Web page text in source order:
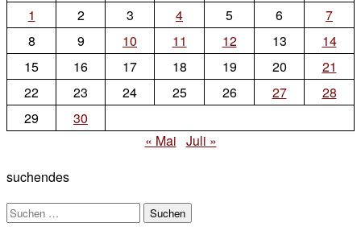
1
2 3 4 5 6
7
8
9 10 11 12 13
14
15
16 17 18 19 20
21
22
23 24 25 26 27
28
29
30
« Mai Juli »
suchendes
Suchen